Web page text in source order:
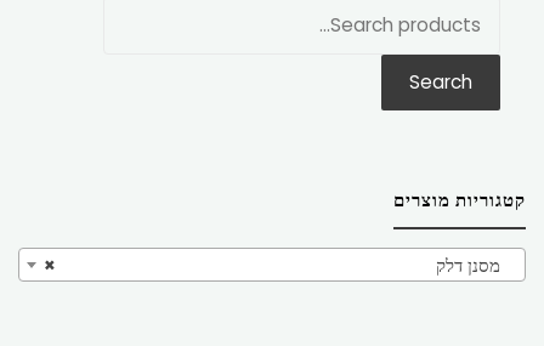
Search
קטגוריות מוצרים
× מסנן דלק